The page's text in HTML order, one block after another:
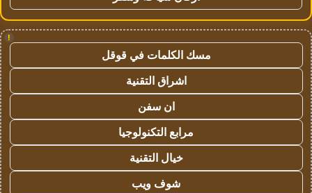
!
مسك الكلمات في قوقل
اشراق التقنية
ان سفن
مرابع التكنولوجيا
خيال التقنية
شوف ويب